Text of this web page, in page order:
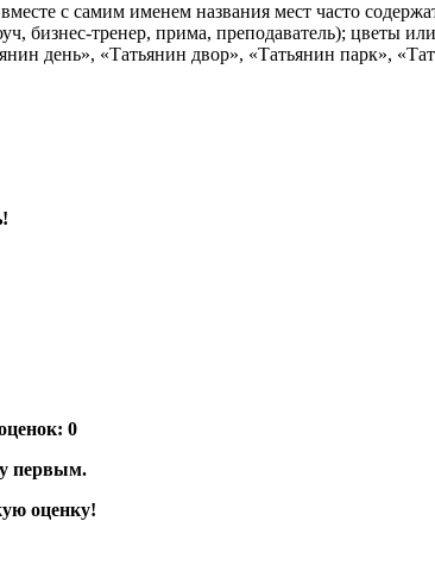
с самим именем названия мест часто
бизнес-тренер, прима, преподаватель);
день», «Татьянин двор», «Татьянин парк»,
0
первым.
оценку!